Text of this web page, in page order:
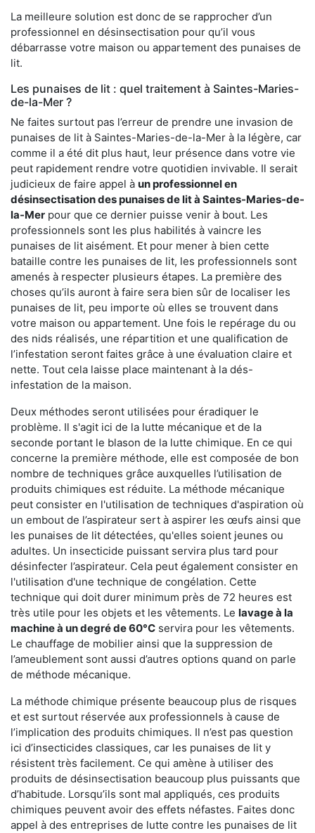
La meilleure solution est donc de se rapprocher d’un
professionnel en désinsectisation pour qu’il vous
débarrasse votre maison ou appartement des punaises de
lit.
Les punaises de lit : quel traitement à Saintes-Maries-
de-la-Mer ?
Ne faites surtout pas l’erreur de prendre une invasion de
punaises de lit à Saintes-Maries-de-la-Mer à la légère, car
comme il a été dit plus haut, leur présence dans votre vie
peut rapidement rendre votre quotidien invivable. Il serait
judicieux de faire appel à un professionnel en
désinsectisation des punaises de lit à Saintes-Maries-de-
la-Mer pour que ce dernier puisse venir à bout. Les
professionnels sont les plus habilités à vaincre les
punaises de lit aisément. Et pour mener à bien cette
bataille contre les punaises de lit, les professionnels sont
amenés à respecter plusieurs étapes. La première des
choses qu’ils auront à faire sera bien sûr de localiser les
punaises de lit, peu importe où elles se trouvent dans
votre maison ou appartement. Une fois le repérage du ou
des nids réalisés, une répartition et une qualification de
l’infestation seront faites grâce à une évaluation claire et
nette. Tout cela laisse place maintenant à la dés-
infestation de la maison.
Deux méthodes seront utilisées pour éradiquer le
problème. Il s'agit ici de la lutte mécanique et de la
seconde portant le blason de la lutte chimique. En ce qui
concerne la première méthode, elle est composée de bon
nombre de techniques grâce auxquelles l’utilisation de
produits chimiques est réduite. La méthode mécanique
peut consister en l'utilisation de techniques d'aspiration où
un embout de l’aspirateur sert à aspirer les œufs ainsi que
les punaises de lit détectées, qu'elles soient jeunes ou
adultes. Un insecticide puissant servira plus tard pour
désinfecter l’aspirateur. Cela peut également consister en
l'utilisation d'une technique de congélation. Cette
technique qui doit durer minimum près de 72 heures est
très utile pour les objets et les vêtements. Le lavage à la
machine à un degré de 60°C servira pour les vêtements.
Le chauffage de mobilier ainsi que la suppression de
l’ameublement sont aussi d’autres options quand on parle
de méthode mécanique.
La méthode chimique présente beaucoup plus de risques
et est surtout réservée aux professionnels à cause de
l’implication des produits chimiques. Il n’est pas question
ici d’insecticides classiques, car les punaises de lit y
résistent très facilement. Ce qui amène à utiliser des
produits de désinsectisation beaucoup plus puissants que
d’habitude. Lorsqu’ils sont mal appliqués, ces produits
chimiques peuvent avoir des effets néfastes. Faites donc
appel à des entreprises de lutte contre les punaises de lit